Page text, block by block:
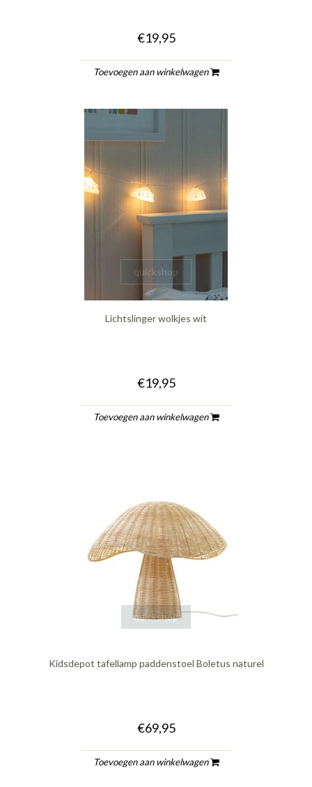
€19,95
Toevoegen aan winkelwagen
quickshop
Lichtslinger wolkjes wit
€19,95
Toevoegen aan winkelwagen
quickshop
Kidsdepot tafellamp paddenstoel Boletus naturel
€69,95
Toevoegen aan winkelwagen